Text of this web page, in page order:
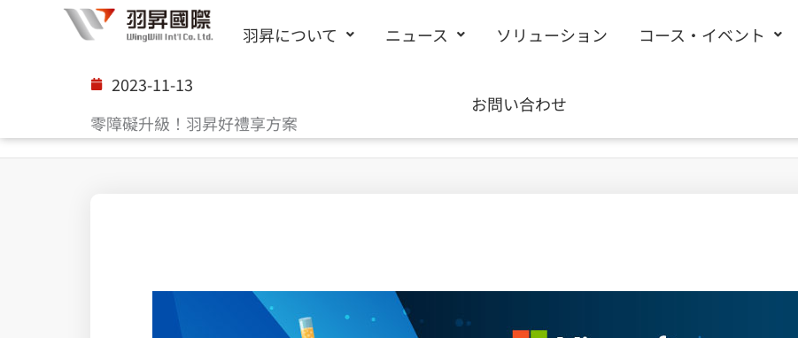
キ
羽昇について ニュース ソリューション コース・イベント
お問い合わせ
2023-11-13
零障礙升級！羽昇好禮享方案